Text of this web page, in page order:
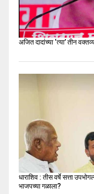
अजित दादांच्या ‘त्या’ तीन
धाराशिव : तीस वर्षे सत्ता
भाजपच्या गळाला?